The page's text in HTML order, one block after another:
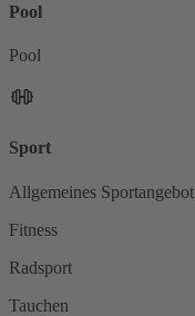
Pool
Pool
Sport
Allgemeines Sportangebot
Fitness
Radsport
Tauchen